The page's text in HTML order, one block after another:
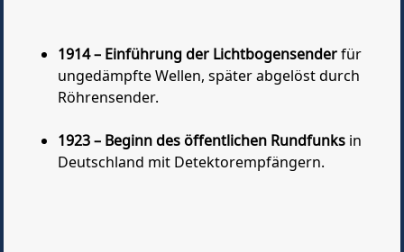
1914 – Einführung der Lichtbogensenderfür
ungedämpfte Wellen, später abgelöst durch
Röhrensender.
1923 – Beginn des öffentlichen Rundfunks in
Deutschland mit Detektorempfängern.